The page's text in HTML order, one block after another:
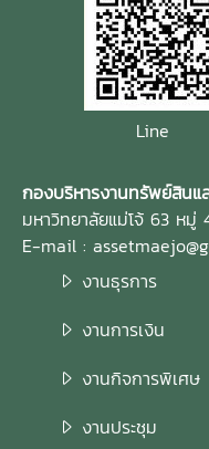
Line
กองบริหารงานทรัพย์สินแ
มหาวิทยาลัยแม่โจ้ 63 หมู่
E-mail :
งานธุร
งานกา
งานกิจกา
งานป